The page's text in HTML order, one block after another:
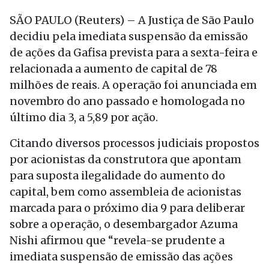
SÃO PAULO (Reuters) – A Justiça de São Paulo
decidiu pela imediata suspensão da emissão
de ações da Gafisa prevista para a sexta-feira e
relacionada a aumento de capital de 78
milhões de reais. A operação foi anunciada em
novembro do ano passado e homologada no
último dia 3, a 5,89 por ação.
Citando diversos processos judiciais propostos
por acionistas da construtora que apontam
para suposta ilegalidade do aumento do
capital, bem como assembleia de acionistas
marcada para o próximo dia 9 para deliberar
sobre a operação, o desembargador Azuma
Nishi afirmou que “revela-se prudente a
imediata suspensão de emissão das ações